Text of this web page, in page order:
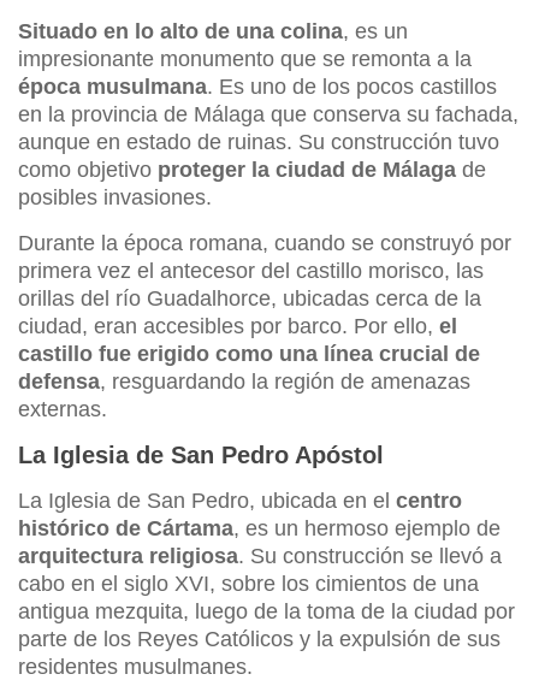
Situado en lo alto de una colina, es un
impresionante monumento que se remonta a la
época musulmana. Es uno de los pocos castillos
en la provincia de Málaga que conserva su fachada,
aunque en estado de ruinas. Su construcción tuvo
como objetivo proteger la ciudad de Málaga de
posibles invasiones.
Durante la época romana, cuando se construyó por
primera vez el antecesor del castillo morisco, las
orillas del río Guadalhorce, ubicadas cerca de la
ciudad, eran accesibles por barco. Por ello, el
castillo fue erigido como una línea crucial de
defensa, resguardando la región de amenazas
externas.
La Iglesia de San Pedro Apóstol
La Iglesia de San Pedro, ubicada en el centro
histórico de Cártama, es un hermoso ejemplo de
arquitectura religiosa. Su construcción se llevó a
cabo en el siglo XVI, sobre los cimientos de una
antigua mezquita, luego de la toma de la ciudad por
parte de los Reyes Católicos y la expulsión de sus
residentes musulmanes.